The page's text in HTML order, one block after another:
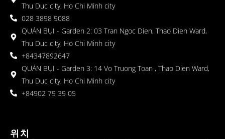
Thu Duc city, Ho Chi Minh city
028 3898 9088
QUÁN BỤI - Garden 2: 03 Tran Ngoc Dien, Thao Dien Ward,
Thu Duc city, Ho Chi Minh city
+84347892647
QUÁN BỤI - Garden 3: 14 Vo Truong Toan , Thao Dien Ward,
Thu Duc city, Ho Chi Minh city
+84902 79 39 05
위치